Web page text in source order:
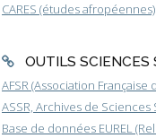
CARES (études afropéennes)
OUTILS SCIENCES
AFSR (Association
ASSR, Archives de
Base de données EUREL